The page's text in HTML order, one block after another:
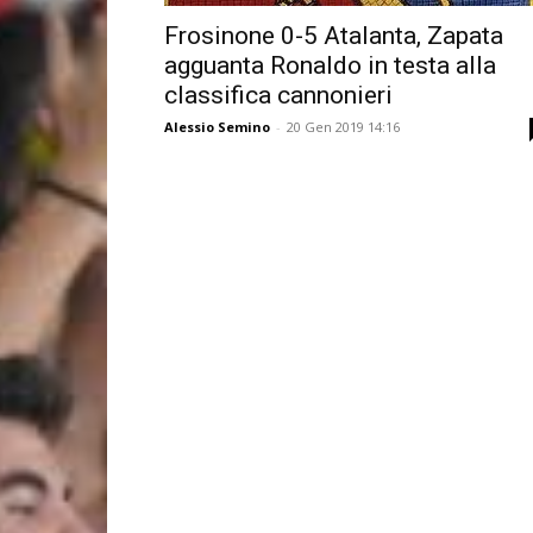
Frosinone 0-5 Atalanta, Zapata
agguanta Ronaldo in testa alla
classifica cannonieri
Alessio Semino - 20 Gen 2019 14:16